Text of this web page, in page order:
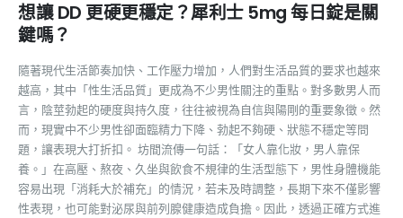
想讓 DD 更硬更穩定？犀利士 5mg 每日錠是關
鍵嗎？
隨著現代生活節奏加快、工作壓力增加，人們對生活品質的要求也越來
越高，其中「性生活品質」更成為不少男性關注的重點。對多數男人而
言，陰莖勃起的硬度與持久度，往往被視為自信與陽剛的重要象徵。然
而，現實中不少男性卻面臨精力下降、勃起不夠硬、狀態不穩定等問
題，讓表現大打折扣。 坊間流傳一句話：「女人靠化妝，男人靠保
養。」在高壓、熬夜、久坐與飲食不規律的生活型態下，男性身體機能
容易出現「消耗大於補充」的情況，若未及時調整，長期下來不僅影響
性表現，也可能對泌尿與前列腺健康造成負擔。因此，透過正確方式進